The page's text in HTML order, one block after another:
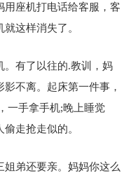
用座机打电话给客服，客
这样消失了。
。有了以往的.教训，妈
不离。起床第一件事，
一手拿手机;晚上睡觉
走抢走似的。
弟还要亲。妈妈你这么